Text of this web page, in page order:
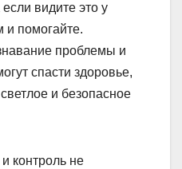
видите это у
и помогайте.
проблемы и
спасти здоровье,
и безопасное
контроль не